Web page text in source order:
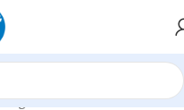
gebruikt Tot en met 14"